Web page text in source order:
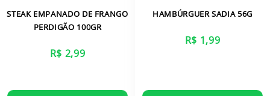
STEAK EMPANADO DE FRANGO
PERDIGÃO 100GR
R$ 2,99
HAMBÚRGUER SADIA 56G
R$ 1,99